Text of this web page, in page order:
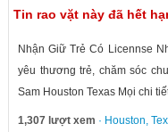
Tin rao vặt này đã hết
Nhận Giữ Trẻ Có Licennse
yêu thương trẻ, chăm sóc
Sam Houston Texas Mọi chi
1,307 lượt xem · Houston,